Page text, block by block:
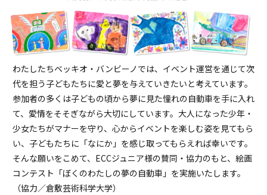
わたしたちベッキオ・バンビーノでは、イベント運営を通じて次
代を担う子どもたちに愛と夢を与えていきたいと考えています。
参加者の多くは子どもの頃から夢に見た憧れの自動車を手に入れ
て、愛情をそそぎながら大切にしています。大人になった少年・
少女たちがマナーを守り、心からイベントを楽しむ姿を見てもら
い、子どもたちに「なにか」を感じ取ってもらえれば幸いです。
そんな願いをこめて、ECCジュニア様の賛同・協力のもと、絵画
コンテスト「ぼくのわたしの夢の自動車」を実施いたします。
（協力／倉敷芸術科学大学）